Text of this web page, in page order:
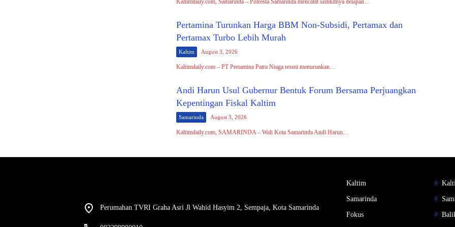
Pertamina Turunkan Harga BBM Non-Subsidi, Pertamax dan
Pertamax Turbo Lebih Murah
Kaltim August 3, 2026
Kaltimdaily.com – PT Pertamina Patra Niaga resmi menurunkan…
Andi Harun Usul Gubernur Bentuk Forum Bersama Perjuangkan
Kepentingan Fiskal Kaltim
Samarinda August 3, 2026
Kaltimdaily.com, SAMARINDA – Wali Kota Samarinda Andi Harun…
Perumahan TVRI Graha Asri Jl Wahid Hasyim 2, Sempaja, Kota Samarinda
Kaltim
Samarinda
Fokus